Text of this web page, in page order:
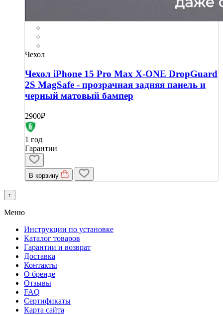
Чехол
Чехол iPhone 15 Pro Max X-ONE DropGuard
2S MagSafe - прозрачная задняя панель и
черный матовый бампер
2900₽
1 год
Гарантии
В корзину
↑
Меню
Инструкции по установке
Каталог товаров
Гарантии и возврат
Доставка
Контакты
О бренде
Отзывы
FAQ
Сертификаты
Карта сайта